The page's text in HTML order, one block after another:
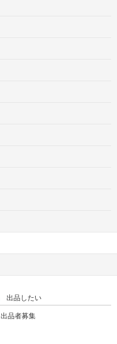
出品したい
出品者募集